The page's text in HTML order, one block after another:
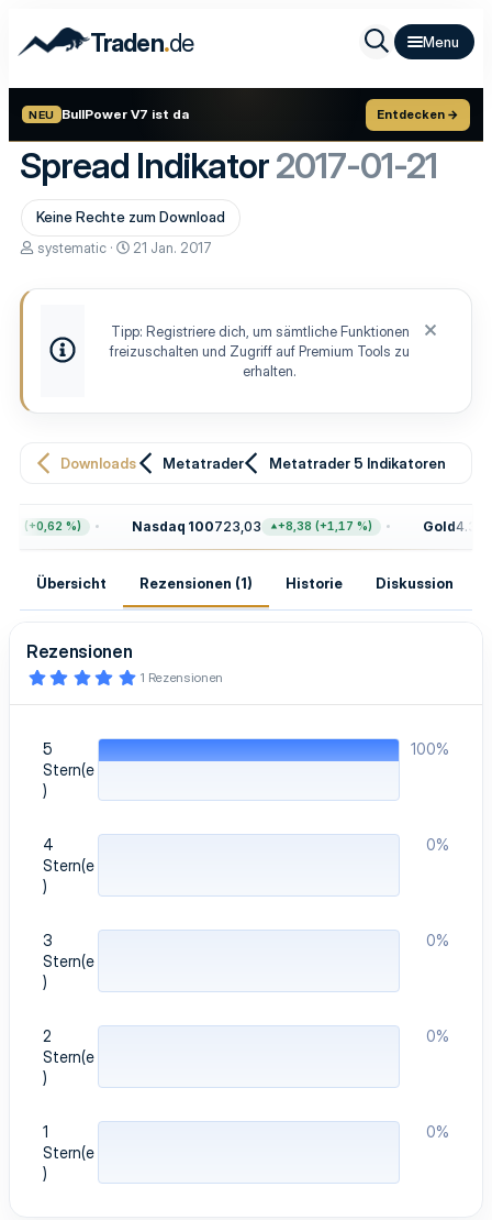
Traden.de
NEU BullPower V7 ist da Entdecken →
Spread Indikator2017-01-21
Keine Rechte zum Download
A
systematic
D
E
r
u
21 Jan. 2017
Tipp: Registriere dich, um sämtliche Funktionen
freizuschalten und Zugriff auf Premium Tools zu
erhalten.
Downloads Metatrader Metatrader 5 Indikatoren
(+0,62 %) Nasdaq 100723,03 +8,38 (+1,17 %) Gold
Übersicht Rezensionen (1) Historie Diskussion
Rezensionen
5
0
S
t
n
e
1 Rezensionen
5
Stern(e
)
100%
4
Stern(e
)
0%
3
Stern(e
)
0%
2
Stern(e
)
0%
1
Stern(e
)
0%